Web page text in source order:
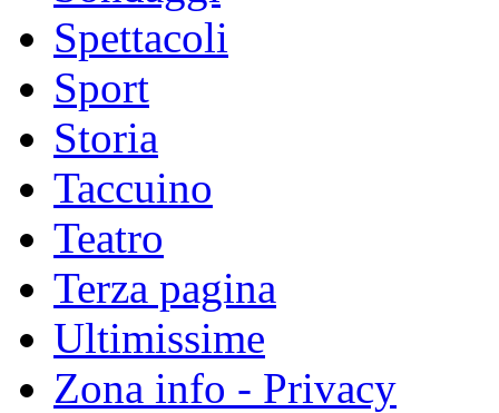
Spettacoli
Sport
Storia
Taccuino
Teatro
Terza pagina
Ultimissime
Zona info - Privacy